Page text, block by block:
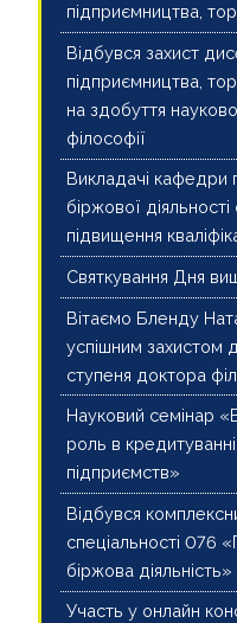
підприємництва,
Відбувся захист
підприємництва,
на здобуття
філософії
Викладачі кафедри
біржової
підвищення
Святкування Дня
Вітаємо Бленду
успішним захистом
ступеня доктора
Науковий семінар
роль в
підприємств»
Відбувся
спеціальності 076
біржова діяльність»
Участь у онлайн